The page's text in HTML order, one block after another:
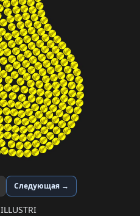
Следующая →
ILLUSTRI